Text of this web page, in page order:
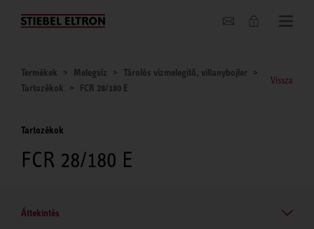
Hírek
Termékek Melegvíz
Tárolós vízmelegítő, villanybojler
Tartozékok
FCR 28/180 E
Vissza
Tartozékok
FCR 28/180 E
Áttekintés